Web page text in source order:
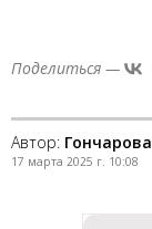
Поделиться —
Автор:
17 марта 2025 г. 10:08